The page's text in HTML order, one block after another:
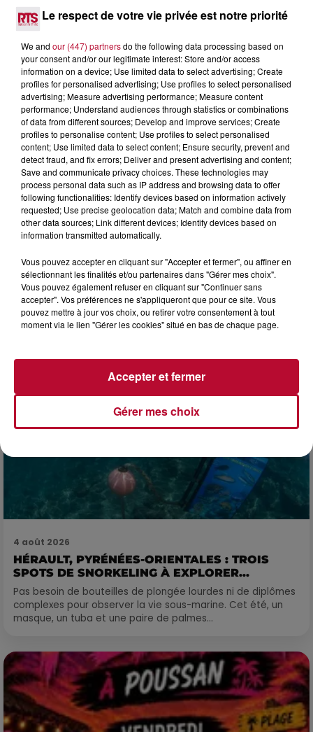
LES ARÈNES CES 3...
du gladiateur » revient illuminer l'amphithéâtre romain les 6,
7 et 8 août. Une fresque nocturne...
4 août 2026
FÊTE DE LA POLYNÉSIE À VILLEVEYRAC
4 août 2026
HÉRAULT, PYRÉNÉES-ORIENTALES : TROIS
SPOTS DE SNORKELING À EXPLORER...
Pas besoin de bouteilles de plongée lourdes ni de diplômes
complexes pour observer la vie sous-marine. Cet été, un
masque, un tuba et une paire de palmes...
Le respect de votre vie privée est notre priorité
We and our (447) partnersdo the following data processing based on
your consent and/or our legitimate interest: Store and/or access
information on a device; Use limited data to select advertising; Create
profiles for personalised advertising; Use profiles to select personalised
advertising; Measure advertising performance; Measure content
performance; Understand audiences through statistics or combinations
of data from different sources; Develop and improve services; Create
profiles to personalise content; Use profiles to select personalised
content; Use limited data to select content; Ensure security, prevent and
detect fraud, and fix errors; Deliver and present advertising and content;
Save and communicate privacy choices. These technologies may
process personal data such as IP address and browsing data to offer
following functionalities: Identify devices based on information actively
requested; Use precise geolocation data; Match and combine data from
other data sources; Link different devices; Identify devices based on
information transmitted automatically.
Vous pouvez accepter en cliquant sur "Accepter et fermer", ou affiner en
sélectionnant les finalités et/ou partenaires dans "Gérer mes choix".
Vous pouvez également refuser en cliquant sur "Continuer sans
accepter". Vos préférences ne s'appliqueront que pour ce site. Vous
pouvez mettre à jour vos choix, ou retirer votre consentement à tout
moment via le lien "Gérer les cookies" situé en bas de chaque page.
Gérer mes choix
Accepter et fermer